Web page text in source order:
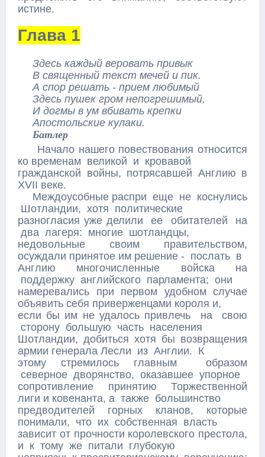
истине.
Глава 1
Здесь каждый веровать привык
В священный текст мечей и пик.
А спор решать - прием любимый
Здесь пушек гром непогрешимый,
И догмы в ум вбивать крепки
Апостольские кулаки.
Батлер
Начало нашего повествования относится
ко временам великой и кровавой
гражданской войны, потрясавшей Англию в
XVII веке.
Междоусобные распри еще не коснулись
Шотландии, хотя политические
разногласия уже делили ее обитателей на
два лагеря: многие шотландцы,
недовольные своим правительством,
осуждали принятое им решение - послать в
Англию многочисленные войска на
поддержку английского парламента; они
намеревались при первом удобном случае
объявить себя приверженцами короля и,
если бы им не удалось привлечь на свою
сторону большую часть населения
Шотландии, добиться хотя бы возвращения
армии генерала Лесли из Англии. К
этому стремилось главным образом
северное дворянство, оказавшее упорное
сопротивление принятию Торжественной
лиги и ковенанта, а также большинство
предводителей горных кланов, которые
понимали, что их собственная власть
зависит от прочности королевского престола,
и к тому же питали глубокую